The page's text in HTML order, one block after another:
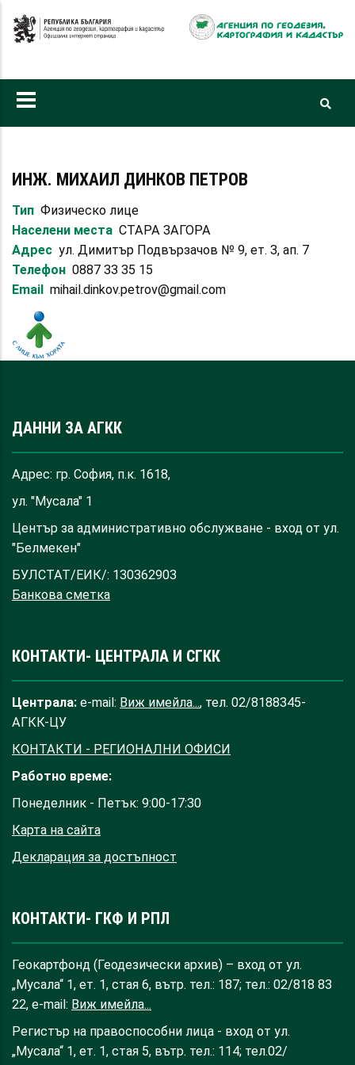
към
ИНЖ. МИХАИЛ ДИНКОВ ПЕТРОВ
Тип Физическо лице
Населени места СТАРА ЗАГОРА
Адрес ул. Димитър Подвързачов № 9, ет. 3, ап. 7
Телефон 0887 33 35 15
Email
mihail.dinkov.petrov@gmail.com
ДАННИ ЗА АГКК
Адрес: гр. София, п.к. 1618,
ул. "Мусала" 1
Център за административно обслужване - вход от ул.
"Белмекен"
БУЛСТАТ/ЕИК/: 130362903
Банкова сметка
КОНТАКТИ- ЦЕНТРАЛА И СГКК
Централа: e-mail: Виж имейла..., тел. 02/8188345-
АГКК-ЦУ
КОНТАКТИ - РЕГИОНАЛНИ ОФИСИ
Работно време:
Понеделник - Петък: 9:00-17:30
Карта на сайта
Декларация за достъпност
КОНТАКТИ- ГКФ И РПЛ
Геокартфонд (Геодезически архив) – вход от ул.
„Мусала“ 1, ет. 1, стая 6, вътр. тел.: 187; тел.: 02/818 83
22, e-mail: Виж имейла...
Регистър на правоспособни лица - вход от ул.
„Мусала“ 1, ет. 1, стая 5, вътр. тел.: 114; тел.02/